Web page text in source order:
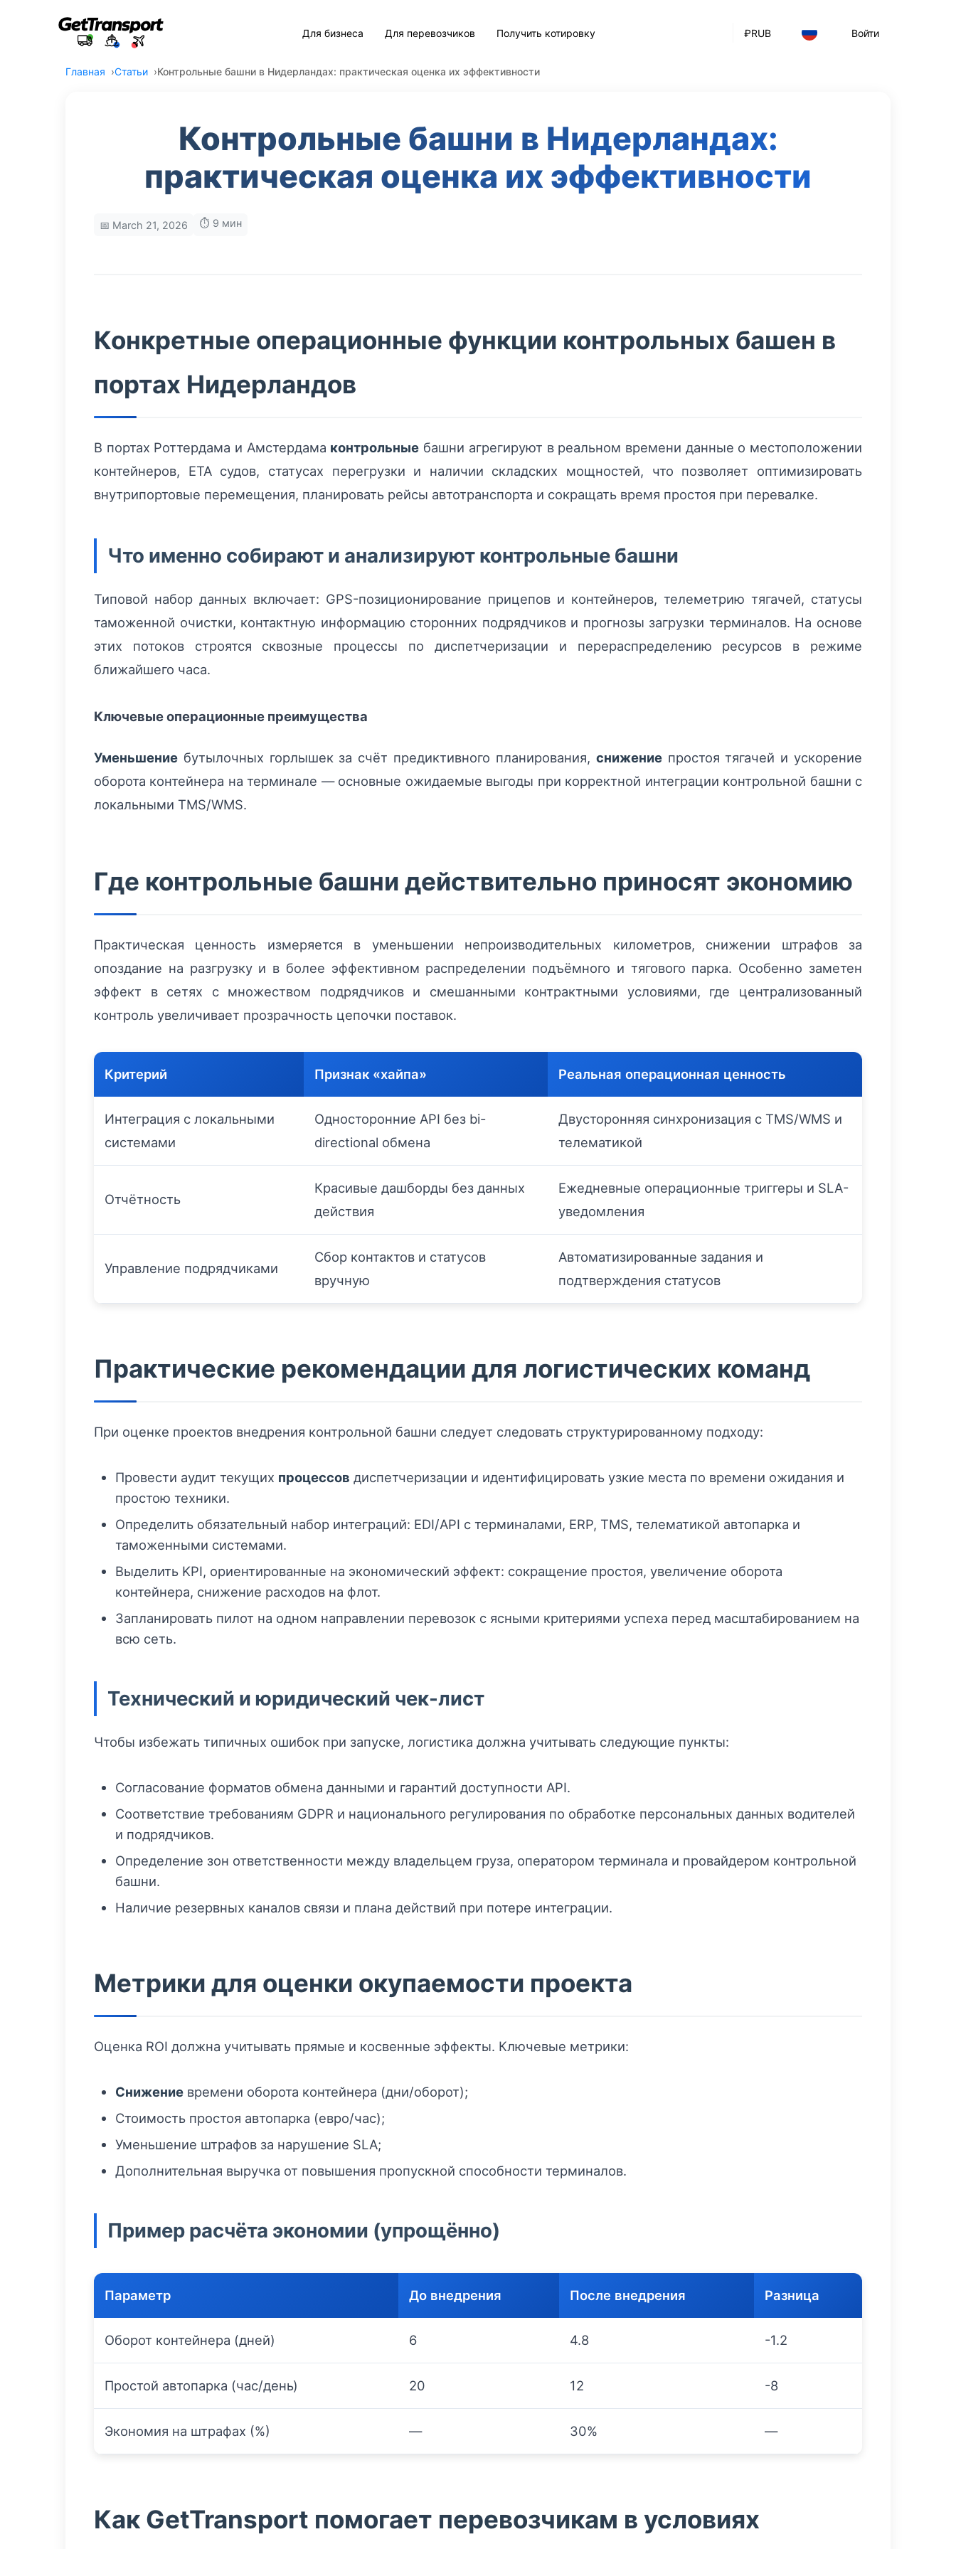
₽RUB Войти
Для бизнеса Для перевозчиков Получить котировку
Главная Статьи Контрольные башни в Нидерландах: практическая оценка их эффективности
Контрольные башни в Нидерландах:
практическая оценка их эффективности
📅 March 21, 2026 ⏱️ 9 мин
Конкретные операционные функции контрольных башен в
портах Нидерландов
В портах Роттердама и Амстердама контрольные башни агрегируют в реальном времени данные о местоположении
контейнеров, ETA судов, статусах перегрузки и наличии складских мощностей, что позволяет оптимизировать
внутрипортовые перемещения, планировать рейсы автотранспорта и сокращать время простоя при перевалке.
Что именно собирают и анализируют контрольные башни
Типовой набор данных включает: GPS-позиционирование прицепов и контейнеров, телеметрию тягачей, статусы
таможенной очистки, контактную информацию сторонних подрядчиков и прогнозы загрузки терминалов. На основе
этих потоков строятся сквозные процессы по диспетчеризации и перераспределению ресурсов в режиме
ближайшего часа.
Ключевые операционные преимущества
Уменьшение бутылочных горлышек за счёт предиктивного планирования, снижениепростоя тягачей и ускорение
оборота контейнера на терминале — основные ожидаемые выгоды при корректной интеграции контрольной башни с
локальными TMS/WMS.
Где контрольные башни действительно приносят экономию
Практическая ценность измеряется в уменьшении непроизводительных километров, снижении штрафов за
опоздание на разгрузку и в более эффективном распределении подъёмного и тягового парка. Особенно заметен
эффект в сетях с множеством подрядчиков и смешанными контрактными условиями, где централизованный
контроль увеличивает прозрачность цепочки поставок.
Критерий Признак «хайпа» Реальная операционная ценность
Интеграция с локальными
системами
Односторонние API без bi-
directional обмена
Двусторонняя синхронизация с TMS/WMS и
телематикой
Отчётность
Красивые дашборды без данных
действия
Ежедневные операционные триггеры и SLA-
уведомления
Управление подрядчиками
Сбор контактов и статусов
вручную
Автоматизированные задания и
подтверждения статусов
Практические рекомендации для логистических команд
При оценке проектов внедрения контрольной башни следует следовать структурированному подходу:
Провести аудит текущих процессов диспетчеризации и идентифицировать узкие места по времени ожидания и
простою техники.
Определить обязательный набор интеграций: EDI/API с терминалами, ERP, TMS, телематикой автопарка и
таможенными системами.
Выделить KPI, ориентированные на экономический эффект: сокращение простоя, увеличение оборота
контейнера, снижение расходов на флот.
Запланировать пилот на одном направлении перевозок с ясными критериями успеха перед масштабированием на
всю сеть.
Технический и юридический чек-лист
Чтобы избежать типичных ошибок при запуске, логистика должна учитывать следующие пункты:
Согласование форматов обмена данными и гарантий доступности API.
Соответствие требованиям GDPR и национального регулирования по обработке персональных данных водителей
и подрядчиков.
Определение зон ответственности между владельцем груза, оператором терминала и провайдером контрольной
башни.
Наличие резервных каналов связи и плана действий при потере интеграции.
Метрики для оценки окупаемости проекта
Оценка ROI должна учитывать прямые и косвенные эффекты. Ключевые метрики:
Снижение времени оборота контейнера (дни/оборот);
Стоимость простоя автопарка (евро/час);
Уменьшение штрафов за нарушение SLA;
Дополнительная выручка от повышения пропускной способности терминалов.
Пример расчёта экономии (упрощённо)
Параметр До внедрения После внедрения Разница
Оборот контейнера (дней) 6 4.8 -1.2
Простой автопарка (час/день) 20 12 -8
Экономия на штрафах (%) — 30% —
Как GetTransport помогает перевозчикам в условиях